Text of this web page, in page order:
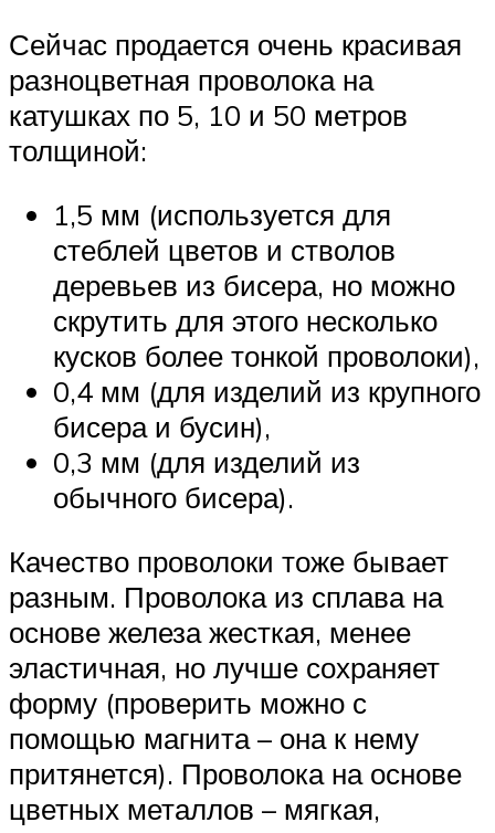
Сейчас продается очень красивая
разноцветная проволока на
катушках по 5, 10 и 50 метров
толщиной:
1,5 мм (используется для
стеблей цветов и стволов
деревьев из бисера, но можно
скрутить для этого несколько
кусков более тонкой проволоки),
0,4 мм (для изделий из крупного
бисера и бусин),
0,3 мм (для изделий из
обычного бисера).
Качество проволоки тоже бывает
разным. Проволока из сплава на
основе железа жесткая, менее
эластичная, но лучше сохраняет
форму (проверить можно с
помощью магнита – она к нему
притянется). Проволока на основе
цветных металлов – мягкая,